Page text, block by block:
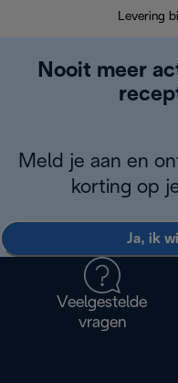
Levering
Nooit meer
Meld je aan en
korting op
Ja, ik
Veelgestelde
vragen